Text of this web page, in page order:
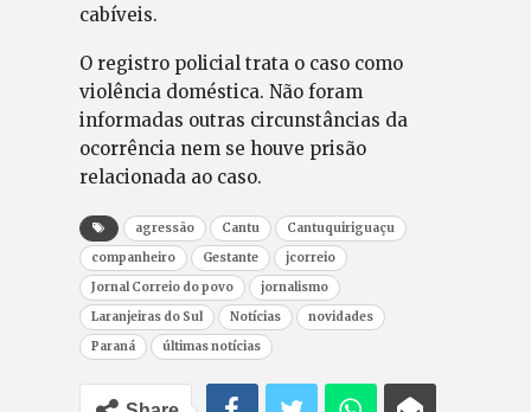
cabíveis.
O registro policial trata o caso como
violência doméstica. Não foram
informadas outras circunstâncias da
ocorrência nem se houve prisão
relacionada ao caso.
agressão Cantu
Cantuquiriguaçu
companheiro
Gestante
jcorreio
Jornal Correio do povo
jornalismo
Laranjeiras do Sul
Notícias
novidades
Paraná
últimas notícias